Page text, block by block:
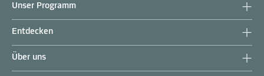
Unser Programm
Entdecken
Über uns